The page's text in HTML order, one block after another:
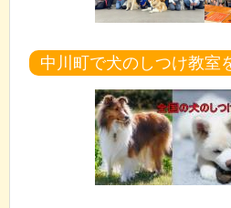
中川町で犬のしつけ教室